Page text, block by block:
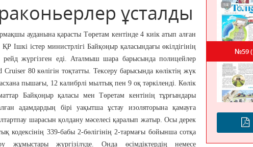
ұсталды
ауданына қарасты Төретам кентінде 4 киік атып алған
Ішкі істер министрлігі Байқоңыр қаласындағы өкілдігінің
рейд жүргізген еді. Аталмыш шара барысында полицейлер
Cruiser 80 көлігін тоқтатты. Тексеру барысында көліктің жүк
пышағы, 12 калибрлі мылтық пен 9 оқ тәркіленді. Көлік
Байқоңыр қаласы мен Төретам кентінің тұрғындары
адамдардың бірі уақытша ұстау изоляторына қамауға
шарасын қолдану мәселесі қаралып жатыр. Осы дерек
кодексінің 339-бабы 2-бөлігінің 2-тармағы бойынша сотқа
жұмыстары жүргізілуде. Онда өсiмдiктердің немесе
№59